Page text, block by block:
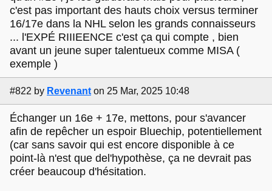
c'est pas important des hauts choix versus terminer
16/17e dans la NHL selon les grands connaisseurs
... l'EXPÉ RIIIEENCE c'est ça qui compte , bien
avant un jeune super talentueux comme MISA (
exemple )
#822 by Revenant on 25 Mar, 2025 10:48
Échanger un 16e + 17e, mettons, pour s'avancer
afin de repêcher un espoir Bluechip, potentiellement
(car sans savoir qui est encore disponible à ce
point-là n'est que del'hypothèse, ça ne devrait pas
créer beaucoup d'hésitation.